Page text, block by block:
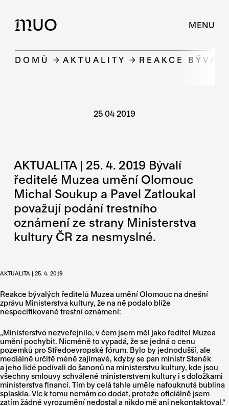
MUO MENU
DOMŮ AKTUALITY REAKCE
25 04 2019
AKTUALITA | 25. 4. 2019 Bývalí
ředitelé Muzea umění Olomouc
Michal Soukup a Pavel Zatloukal
považují podání trestního
oznámení ze strany Ministerstva
kultury ČR za nesmyslné.
AKTUALITA | 25. 4. 2019
Reakce bývalých ředitelů Muzea umění Olomouc na dnešní
zprávu Ministerstva kultury, že na ně podalo blíže
nespecifikované trestní oznámení:
„Ministerstvo nezveřejnilo, v čem jsem měl jako ředitel Muzea
umění pochybit. Nicméně to vypadá, že se jedná o cenu
pozemků pro Středoevropské fórum. Bylo by jednodušší, ale
mediálně určitě méně zajímavé, kdyby se pan ministr Staněk
a jeho lidé podívali do šanonů na ministerstvu kultury, kde jsou
všechny smlouvy schválené ministerstvem kultury i s doložkami
ministerstva financí. Tím by celá tahle uměle nafouknutá bublina
splaskla. Víc k tomu nemám co dodat, protože oficiálně jsem
zatím žádné vyrozumění nedostal a nikdo mě ani nekontaktoval.“